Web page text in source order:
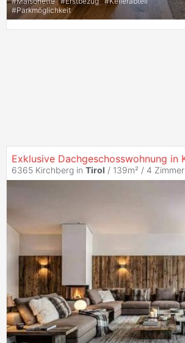
#Parkmöglichkeit
6365 Kirchberg in Tirol / 139m² / 4 Zimmer